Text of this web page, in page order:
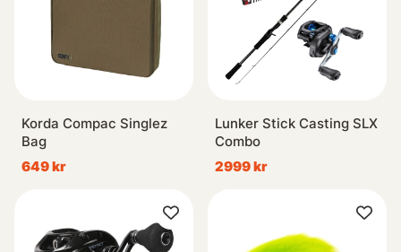
Korda Compac Singlez
Bag
649 kr
Lunker Stick Casting SLX
Combo
2999 kr